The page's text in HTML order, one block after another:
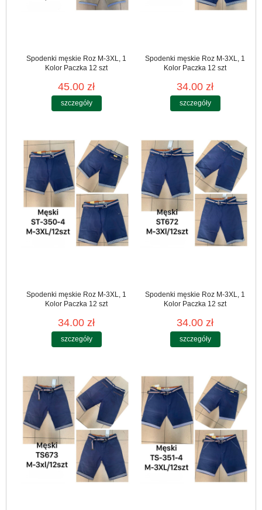
Spodenki męskie Roz M-3XL, 1
Kolor Paczka 12 szt
45.00 zł
szczegóły
Spodenki męskie Roz M-3XL, 1
Kolor Paczka 12 szt
34.00 zł
szczegóły
Spodenki męskie Roz M-3XL, 1
Kolor Paczka 12 szt
34.00 zł
szczegóły
Spodenki męskie Roz M-3XL, 1
Kolor Paczka 12 szt
34.00 zł
szczegóły